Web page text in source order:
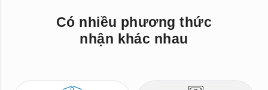
Có nhiều phương thức
nhận khác nhau